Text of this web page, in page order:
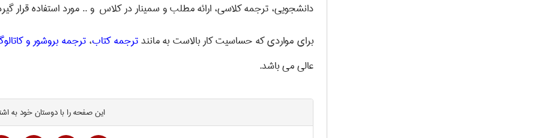
دانشجویی، ترجمه کلاسی، ارائه مطلب و سمینار در کلاس و .. مورد استفاده قرار
برای مواردی که حساسیت کار بالاست به مانندترجمه کتاب،ترجمه بروشور و
عالی می باشد.
این صفحه را با دوستان خود به